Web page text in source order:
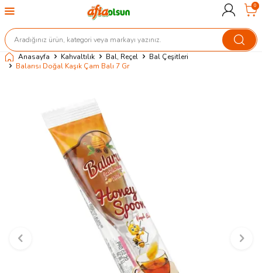
0
Anasayfa Kahvaltılık Bal, Reçel
Bal Çeşitleri
Balarısı Doğal Kaşık Çam Balı 7 Gr